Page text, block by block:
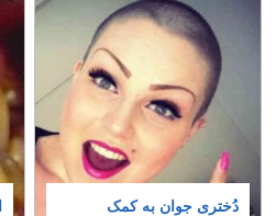
دُختری جوان به کمک